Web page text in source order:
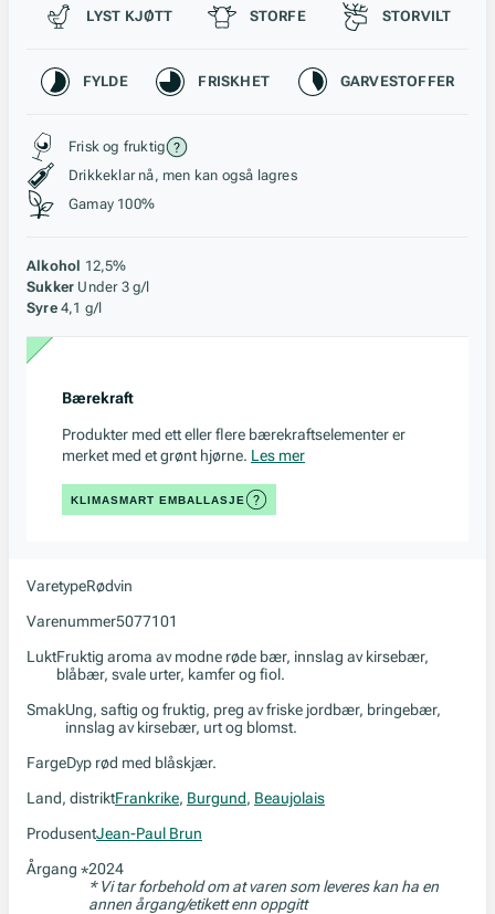
Passer til
LYST KJØTT STORFE STORVILT
Karakteristikk
FYLDE FRISKHET GARVESTOFFER
Stil, lagring og råstoff
Frisk og fruktig
Drikkeklar nå, men kan også lagres
Gamay 100%
Alkohol 12,5%
Sukker Under 3 g/l
Syre 4,1 g/l
Bærekraft
Produkter med ett eller flere bærekraftselementer er
merket med et grønt hjørne. Les mer
KLIMASMART EMBALLASJE
VaretypeRødvin
Varenummer5077101
LuktFruktig aroma av modne røde bær, innslag av kirsebær,
blåbær, svale urter, kamfer og fiol.
SmakUng, saftig og fruktig, preg av friske jordbær, bringebær,
innslag av kirsebær, urt og blomst.
FargeDyp rød med blåskjær.
Land, distriktFrankrike, Burgund, Beaujolais
ProdusentJean-Paul Brun
Årgang *2024
* Vi tar forbehold om at varen som leveres kan ha en
annen årgang/etikett enn oppgitt